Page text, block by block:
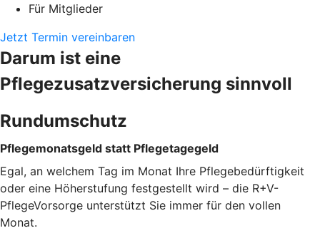
Für Mitglieder
Jetzt Termin vereinbaren
Darum ist eine
Pflegezusatzversicherung sinnvoll
Rundumschutz
Pflegemonatsgeld statt Pflegetagegeld
Egal, an welchem Tag im Monat Ihre Pflegebedürftigkeit
oder eine Höherstufung festgestellt wird – die R+V-
PflegeVorsorge unterstützt Sie immer für den vollen
Monat.